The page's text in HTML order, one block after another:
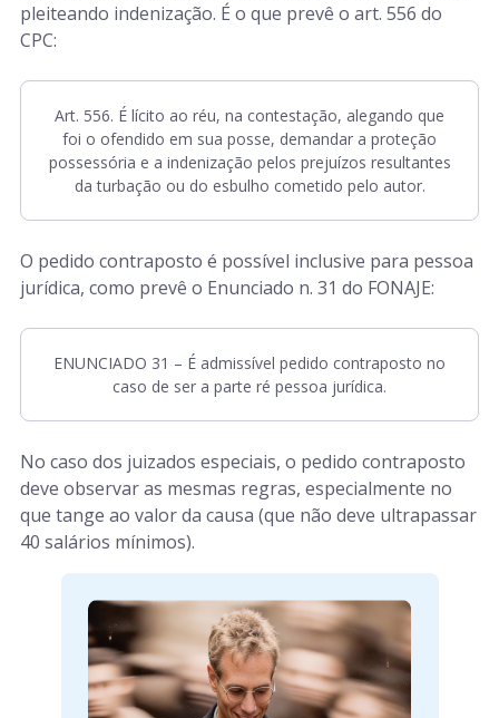
pleiteando indenização. É o que prevê o art. 556 do
CPC:
Art. 556. É lícito ao réu, na contestação, alegando que
foi o ofendido em sua posse, demandar a proteção
possessória e a indenização pelos prejuízos resultantes
da turbação ou do esbulho cometido pelo autor.
O pedido contraposto é possível inclusive para pessoa
jurídica, como prevê o Enunciado n. 31 do FONAJE:
ENUNCIADO 31 – É admissível pedido contraposto no
caso de ser a parte ré pessoa jurídica.
No caso dos juizados especiais, o pedido contraposto
deve observar as mesmas regras, especialmente no
que tange ao valor da causa (que não deve ultrapassar
40 salários mínimos).